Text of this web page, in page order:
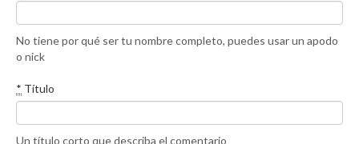
No tiene por qué ser tu nombre completo, puedes usar un apodo
o nick
* Título
Un título corto que describa el comentario